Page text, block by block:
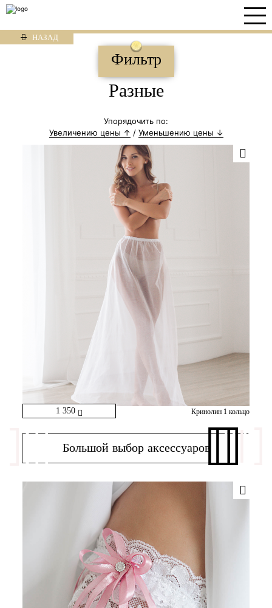
НАЗАД
Фильтр
Разные
Упорядочить по:
Увеличению цены ↑ / Уменьшению цены ↓
1 350 Кринолин 1 кольцо
Большой выбор аксессуаров